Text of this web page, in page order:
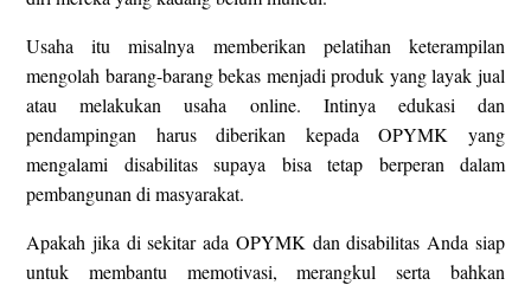
Usaha itu misalnya memberikan pelatihan keterampilan
mengolah barang-barang bekas menjadi produk yang layak jual
atau melakukan usaha online. Intinya edukasi dan
pendampingan harus diberikan kepada OPYMK yang
mengalami disabilitas supaya bisa tetap berperan dalam
pembangunan di masyarakat.
Apakah jika di sekitar ada OPYMK dan disabilitas Anda siap
untuk membantu memotivasi, merangkul serta bahkan